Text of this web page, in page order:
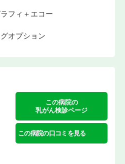
フィ＋エコー
オプション
この病院の
乳がん検診ページ
この病院の口コミを見る